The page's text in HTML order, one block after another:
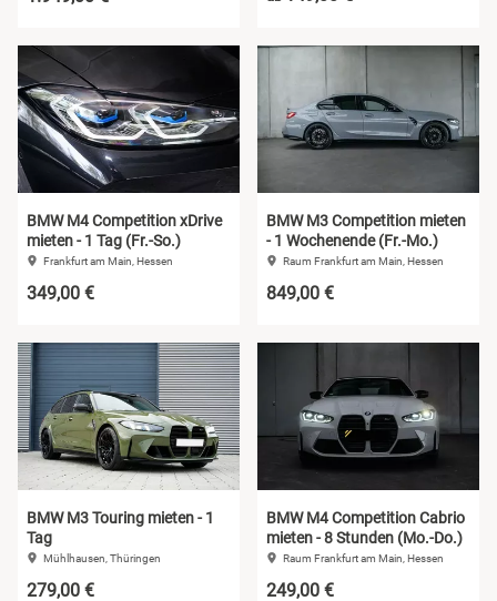
BMW M4 Competition xDrive
mieten - 1 Tag (Fr.-So.)
Frankfurt am Main, Hessen
349,00 €
BMW M3 Competition mieten
- 1 Wochenende (Fr.-Mo.)
Raum Frankfurt am Main, Hessen
849,00 €
BMW M3 Touring mieten - 1
Tag
Mühlhausen, Thüringen
279,00 €
BMW M4 Competition Cabrio
mieten - 8 Stunden (Mo.-Do.)
Raum Frankfurt am Main, Hessen
249,00 €